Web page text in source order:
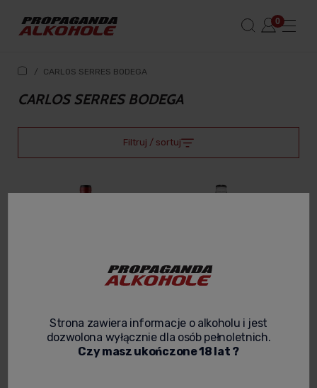
/ CARLOS SERRES BODEGA
CARLOS SERRES BODEGA
Filtruj / sortuj
CARLOS SERRES CRIANZA
DOC RIOJA WINO
HISZPAŃSKIE WYTRAWNE
CARLOS SERRES
TEMPRANILLO OLD VINES
DOC RIOJA 0,75L
Strona zawiera informacje o alkoholu i jest
dozwolona wyłącznie dla osób pełnoletnich.
Czy masz ukończone 18 lat ?